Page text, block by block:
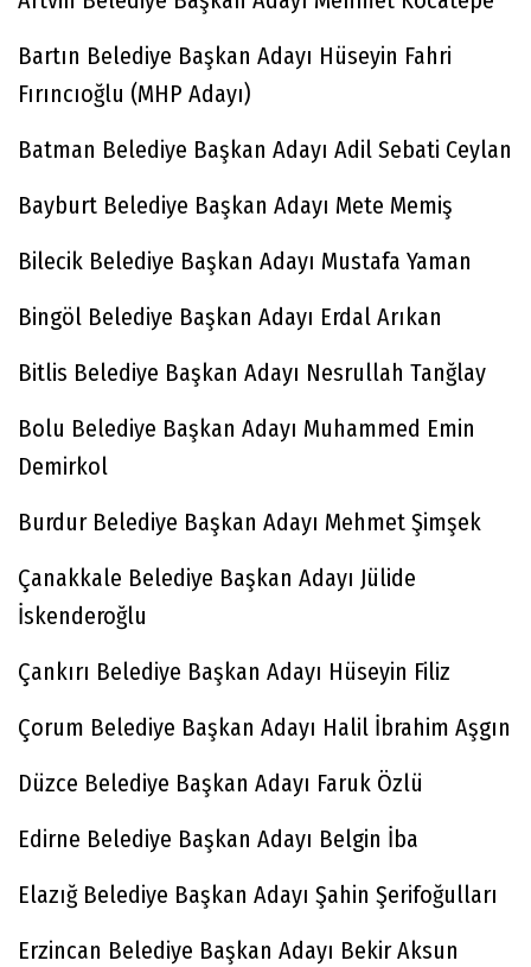
Bartın Belediye Başkan Adayı Hüseyin Fahri
Fırıncıoğlu (MHP Adayı)
Batman Belediye Başkan Adayı Adil Sebati Ceylan
Bayburt Belediye Başkan Adayı Mete Memiş
Bilecik Belediye Başkan Adayı Mustafa Yaman
Bingöl Belediye Başkan Adayı Erdal Arıkan
Bitlis Belediye Başkan Adayı Nesrullah Tanğlay
Bolu Belediye Başkan Adayı Muhammed Emin
Demirkol
Burdur Belediye Başkan Adayı Mehmet Şimşek
Çanakkale Belediye Başkan Adayı Jülide
İskenderoğlu
Çankırı Belediye Başkan Adayı Hüseyin Filiz
Çorum Belediye Başkan Adayı Halil İbrahim Aşgın
Düzce Belediye Başkan Adayı Faruk Özlü
Edirne Belediye Başkan Adayı Belgin İba
Elazığ Belediye Başkan Adayı Şahin Şerifoğulları
Erzincan Belediye Başkan Adayı Bekir Aksun